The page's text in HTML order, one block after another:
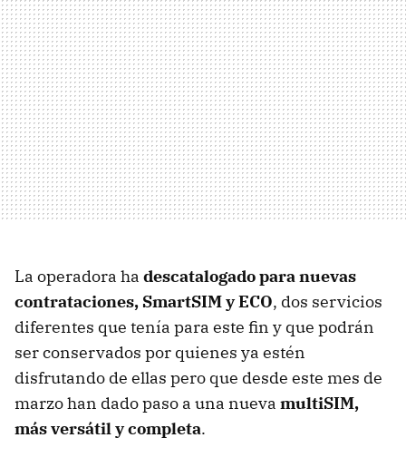
La operadora ha descatalogado para nuevas
contrataciones, SmartSIM y ECO, dos servicios
diferentes que tenía para este fin y que podrán
ser conservados por quienes ya estén
disfrutando de ellas pero que desde este mes de
marzo han dado paso a una nueva multiSIM,
más versátil y completa.